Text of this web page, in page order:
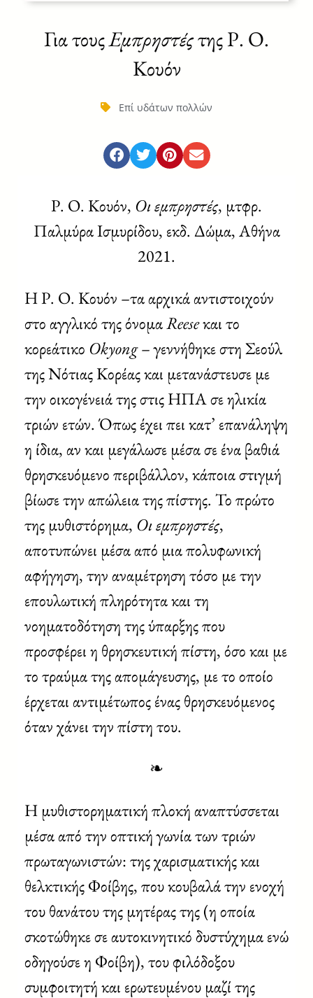
Για τουςΕμπρηστέςτης Ρ. Ο.
Κουόν
Επί υδάτων πολλών
Ρ. Ο. Κουόν, Οι εμπρηστές, μτφρ.
Παλμύρα Ισμυρίδου, εκδ. Δώμα, Αθήνα
2021.
Η Ρ. Ο. Κουόν –τα αρχικά αντιστοιχούν
στο αγγλικό της όνομαReeseκαι το
κορεάτικο Okyong– γεννήθηκε στη Σεούλ
της Νότιας Κορέας και μετανάστευσε με
την οικογένειά της στις ΗΠΑ σε ηλικία
τριών ετών. Όπως έχει πει κατ’ επανάληψη
η ίδια, αν και μεγάλωσε μέσα σε ένα βαθιά
θρησκευόμενο περιβάλλον, κάποια στιγμή
βίωσε την απώλεια της πίστης. Το πρώτο
της μυθιστόρημα, Οι εμπρηστές,
αποτυπώνει μέσα από μια πολυφωνική
αφήγηση, την αναμέτρηση τόσο με την
επουλωτική πληρότητα και τη
νοηματοδότηση της ύπαρξης που
προσφέρει η θρησκευτική πίστη, όσο και με
το τραύμα της απομάγευσης, με το οποίο
έρχεται αντιμέτωπος ένας θρησκευόμενος
όταν χάνει την πίστη του.
❧
Η μυθιστορηματική πλοκή αναπτύσσεται
μέσα από την οπτική γωνία των τριών
πρωταγωνιστών: της χαρισματικής και
θελκτικής Φοίβης, που κουβαλά την ενοχή
του θανάτου της μητέρας της (η οποία
σκοτώθηκε σε αυτοκινητικό δυστύχημα ενώ
οδηγούσε η Φοίβη), του φιλόδοξου
συμφοιτητή και ερωτευμένου μαζί της